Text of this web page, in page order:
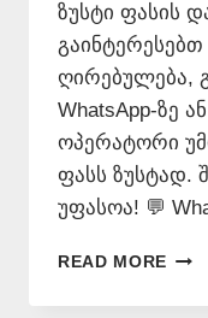
ზუსტი ფასის
გაინტერესებთ
ღირებულება,
WhatsApp-ზე
ოპერატორი
ფასს ზუსტად.
უფასოა! 💬
READ MORE
ᲤᲐᲡᲘ